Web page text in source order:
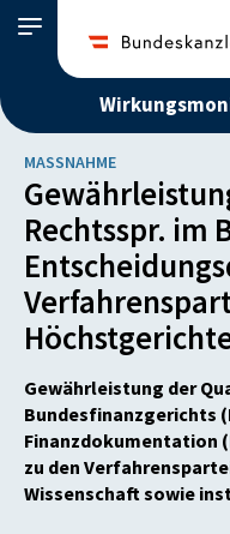
MASSNAHME
Rechtsspr. im
Gewährleistung der
Bundesfinanzgerichts
Finanzdokumentation
zu den
Wissenschaft sowie